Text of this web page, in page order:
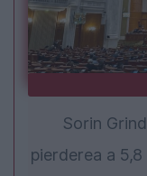
Sorin
pierderea a